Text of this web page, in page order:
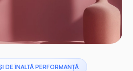
DE ÎNALTĂ PERFORMANȚĂ